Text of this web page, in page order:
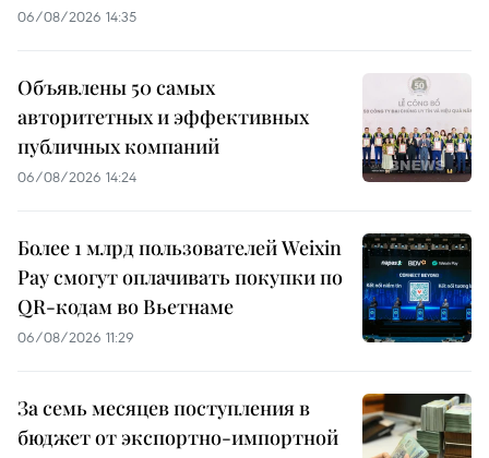
06/08/2026 14:35
Объявлены 50 самых
авторитетных и эффективных
публичных компаний
06/08/2026 14:24
Более 1 млрд пользователей Weixin
Pay смогут оплачивать покупки по
QR-кодам во Вьетнаме
06/08/2026 11:29
За семь месяцев поступления в
бюджет от экспортно-импортной